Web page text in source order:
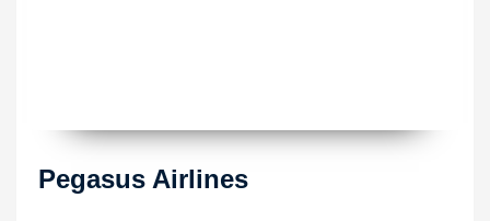
Pegasus Airlines